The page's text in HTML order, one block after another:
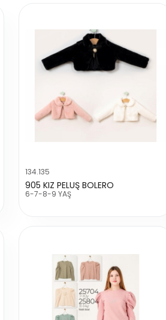
134.135
905 KIZ PELUŞ BOLERO
6-7-8-9 YAŞ